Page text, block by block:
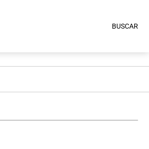
BUSCAR